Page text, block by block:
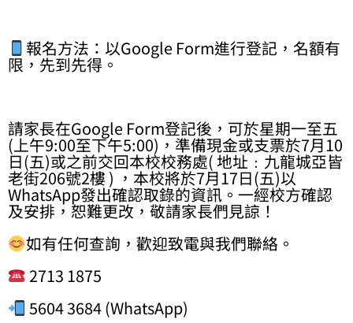
報名方法：以Google Form進行登記，名額有
限，先到先得。
請家長在Google Form登記後，可於星期一至五
(上午9:00至下午5:00)，準備現金或支票於7月10
日(五)或之前交回本校校務處( 地址﹕九龍城亞皆
老街206號2樓 ) ，本校將於7月17日(五)以
WhatsApp發出確認取錄的資訊。一經校方確認
及安排，恕難更改，敬請家長們見諒！
如有任何查詢，歡迎致電與我們聯絡。
2713 1875
5604 3684 (WhatsApp)